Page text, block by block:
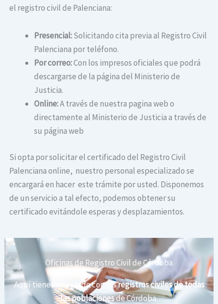
el registro civil de Palenciana:
Presencial:Solicitando cita previa al Registro Civil
Palenciana por teléfono.
Por correo:Con los impresos oficiales que podrá
descargarse de la página del Ministerio de
Justicia.
Online:A través de nuestra pagina web o
directamente al Ministerio de Justicia a través de
su página web
Si opta por solicitar el certificado del Registro Civil
Palenciana online, nuestro personal especializado se
encargará en hacer este trámite por usted. Disponemos
de un servicio a tal efecto, podemos obtener su
certificado evitándole esperas y desplazamientos.
Oficinas de Registro Civil de Córdoba
Aquí tienes un listado con losregistros civiles de todas
las poblacionesde Córdoba.